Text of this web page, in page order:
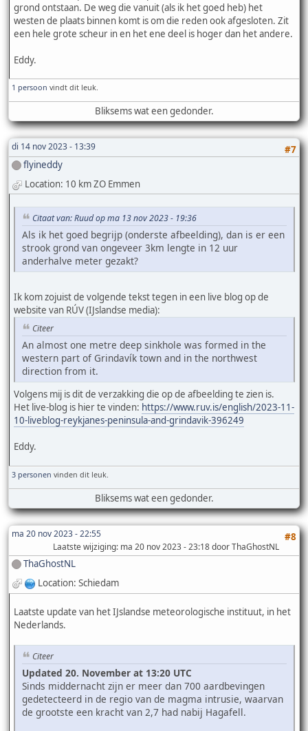
grond ontstaan. De weg die vanuit (als ik het goed heb) het
westen de plaats binnen komt is om die reden ook afgesloten. Zit
een hele grote scheur in en het ene deel is hoger dan het andere.
Eddy.
1 persoon vindt dit leuk.
Bliksems wat een gedonder.
di 14 nov 2023 - 13:39
#7
flyineddy
Location: 10 km ZO Emmen
Citaat van: Ruud op ma 13 nov 2023 - 19:36
Als ik het goed begrijp (onderste afbeelding), dan is er een
strook grond van ongeveer 3km lengte in 12 uur
anderhalve meter gezakt?
Ik kom zojuist de volgende tekst tegen in een live blog op de
website van RÚV (IJslandse media):
Citeer
An almost one metre deep sinkhole was formed in the
western part of Grindavík town and in the northwest
direction from it.
Volgens mij is dit de verzakking die op de afbeelding te zien is.
Het live-blog is hier te vinden: https://www.ruv.is/english/2023-11-
10-liveblog-reykjanes-peninsula-and-grindavik-396249
Eddy.
3 personen vinden dit leuk.
Bliksems wat een gedonder.
ma 20 nov 2023 - 22:55 #8
Laatste wijziging: ma 20 nov 2023 - 23:18 door ThaGhostNL
ThaGhostNL
Location: Schiedam
Laatste update van het IJslandse meteorologische instituut, in het
Nederlands.
Citeer
Updated 20. November at 13:20 UTC
Sinds middernacht zijn er meer dan 700 aardbevingen
gedetecteerd in de regio van de magma intrusie, waarvan
de grootste een kracht van 2,7 had nabij Hagafell.